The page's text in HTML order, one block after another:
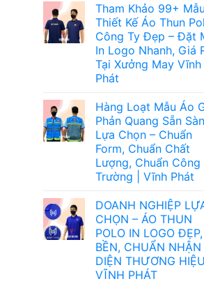
Tham Khảo 99+ Mẫu
Thiết Kế Áo Thun
Công Ty Đẹp – Đặt
In Logo Nhanh, Giá
Tại Xưởng May Vĩnh
Phát
Hàng Loạt Mẫu Áo
Phản Quang Sẵn
Lựa Chọn – Chuẩn
Form, Chuẩn Chất
Lượng, Chuẩn Công
Trường | Vĩnh Phát
DOANH NGHIỆP
CHỌN – ÁO THUN
POLO IN LOGO ĐẸP,
BỀN, CHUẨN NHẬN
DIỆN THƯƠNG HIỆU
VĨNH PHÁT